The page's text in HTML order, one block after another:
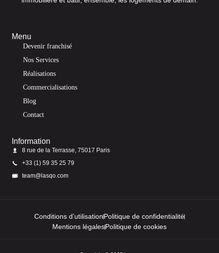
Menu
Devenir franchisé
Nos Services
Réalisations
Commercialisations
Blog
Contact
Information
8 rue de la Terrasse, 75017 Paris
+33 (1) 59 35 25 79
team@lasqo.com
Conditions d’utilisationPolitique de confidentialité
Mentions légalesPolitique de cookies